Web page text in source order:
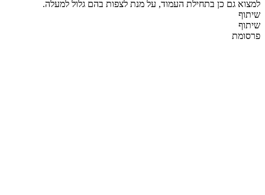
למצוא גם כן בתחילת העמוד, על מנת לצפות בהם גלול למעלה.
שיתוף
שיתוף
פרסומת